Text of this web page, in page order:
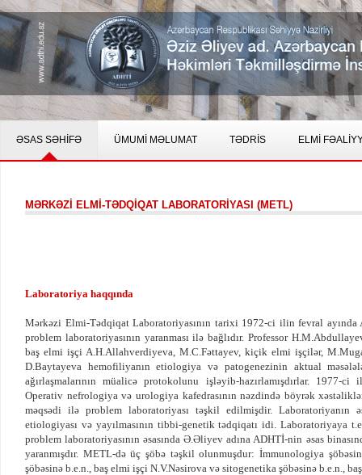
ƏSAS SƏHİFƏ ÜMUMİ MƏLUMAT TƏDRİS ELMİ
MƏRKƏZİ ELMİ-TƏDQİQAT LABORATORİYASI (METL)
Laboratoriya haqqında
Mərkəzi Elmi-Tədqiqat Laboratoriyasının tarixi 1972-ci ilin fevral ayında
problem laboratoriyasının yaranması ilə bağlıdır. Professor
baş elmi işçi A.H.Allahverdiyeva, M.C.Fəttayev, kiçik elmi işçilər,
D.Baytayeva hemofiliyanın etiologiya və patogenezinin aktual
ağırlaşmalarının müalicə protokolunu işləyib-hazırlamışdırlar. 1977-
Operativ nefrologiya və urologiya kafedrasının nəzdində böyrək
məqsədi ilə problem laboratoriyası təşkil edilmişdir. Laboratoriyanın
etiologiyası və yayılmasının tibbi-genetik tədqiqatı idi. Laboratoriyaya
problem laboratoriyasının əsasında Ə.Əliyev adına ADHTİ-nin əsas
yaranmışdır. METL-də üç şöbə təşkil olunmuşdur: İmmunologiya
şöbəsinə b.e.n., baş elmi işçi N.V.Nəsirova və sitogenetika şöbəsinə b.e.n.,